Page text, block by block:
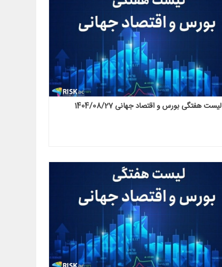
لیست هفتگی بورس و اقتصاد جهانی 1404/08/27